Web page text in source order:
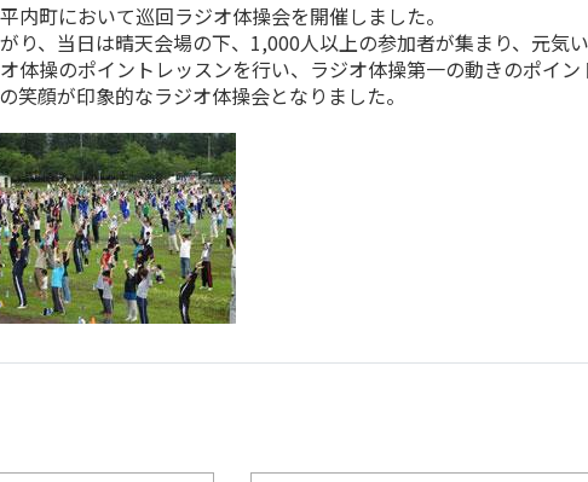
内町において巡回ラジオ体操会を開催しました。
り、当日は晴天会場の下、1,000人以上の参加者が集まり、元気
体操のポイントレッスンを行い、ラジオ体操第一の動きのポイ
笑顔が印象的なラジオ体操会となりました。